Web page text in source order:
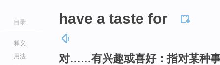
目录
释义
用法
have a taste for
对……有兴趣或喜好：指对某种